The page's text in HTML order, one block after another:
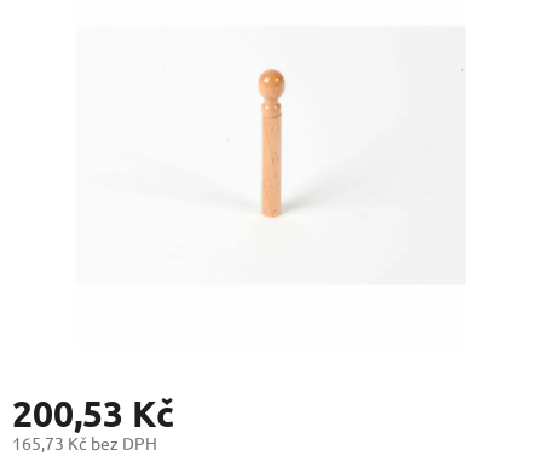
200,53 Kč
165,73 Kč bez DPH